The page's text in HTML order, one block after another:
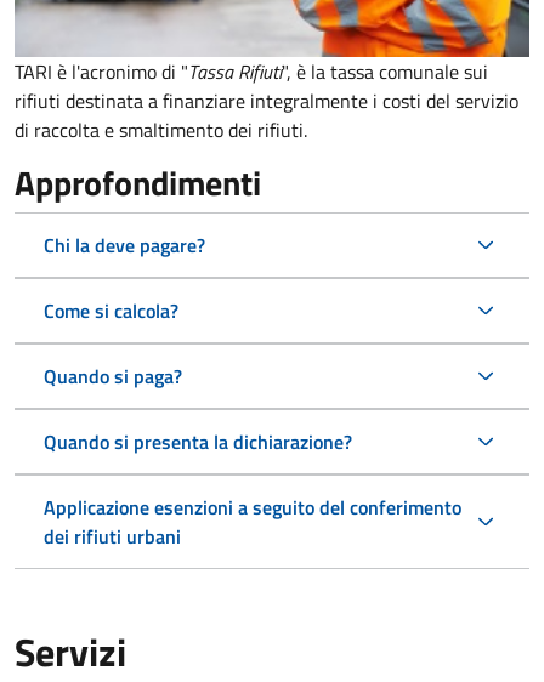
TARI è l'acronimo di "Tassa Rifiuti", è la tassa comunale sui
rifiuti destinata a finanziare integralmente i costi del servizio
di raccolta e smaltimento dei rifiuti.
Approfondimenti
Chi la deve pagare?
Come si calcola?
Quando si paga?
Quando si presenta la dichiarazione?
Applicazione esenzioni a seguito del conferimento
dei rifiuti urbani
Servizi